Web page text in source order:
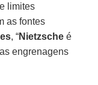
limites
as fontes
, “Nietzsche é
engrenagens